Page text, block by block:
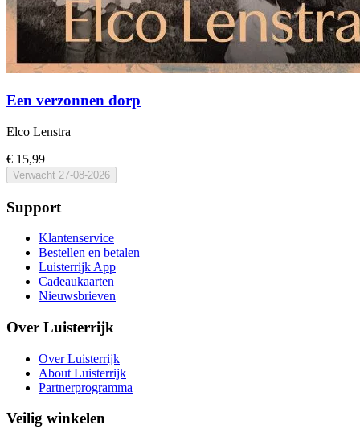
Een verzonnen dorp
Elco Lenstra
€ 15,99
Verwacht 27-08-2026
Support
Klantenservice
Bestellen en betalen
Luisterrijk App
Cadeaukaarten
Nieuwsbrieven
Over Luisterrijk
Over Luisterrijk
About Luisterrijk
Partnerprogramma
Veilig winkelen